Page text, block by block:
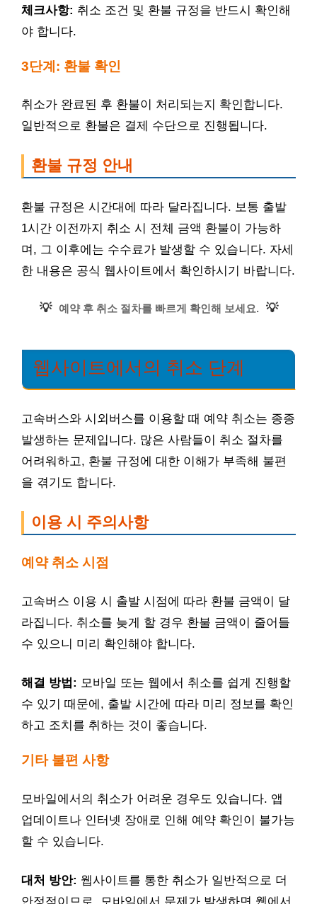
체크사항: 취소 조건 및 환불 규정을 반드시 확인해
야 합니다.
3단계: 환불 확인
취소가 완료된 후 환불이 처리되는지 확인합니다.
일반적으로 환불은 결제 수단으로 진행됩니다.
환불 규정 안내
환불 규정은 시간대에 따라 달라집니다. 보통 출발
1시간 이전까지 취소 시 전체 금액 환불이 가능하
며, 그 이후에는 수수료가 발생할 수 있습니다. 자세
한 내용은 공식 웹사이트에서 확인하시기 바랍니다.
💡 예약 후 취소 절차를 빠르게 확인해 보세요. 💡
웹사이트에서의 취소 단계
고속버스와 시외버스를 이용할 때 예약 취소는 종종
발생하는 문제입니다. 많은 사람들이 취소 절차를
어려워하고, 환불 규정에 대한 이해가 부족해 불편
을 겪기도 합니다.
이용 시 주의사항
예약 취소 시점
고속버스 이용 시 출발 시점에 따라 환불 금액이 달
라집니다. 취소를 늦게 할 경우 환불 금액이 줄어들
수 있으니 미리 확인해야 합니다.
해결 방법: 모바일 또는 웹에서 취소를 쉽게 진행할
수 있기 때문에, 출발 시간에 따라 미리 정보를 확인
하고 조치를 취하는 것이 좋습니다.
기타 불편 사항
모바일에서의 취소가 어려운 경우도 있습니다. 앱
업데이트나 인터넷 장애로 인해 예약 확인이 불가능
할 수 있습니다.
대처 방안: 웹사이트를 통한 취소가 일반적으로 더